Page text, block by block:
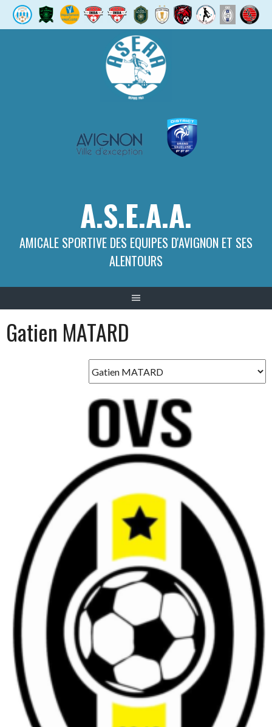
A.S.E.A.A.
AMICALE SPORTIVE DES EQUIPES D'AVIGNON ET SES
ALENTOURS
Gatien MATARD